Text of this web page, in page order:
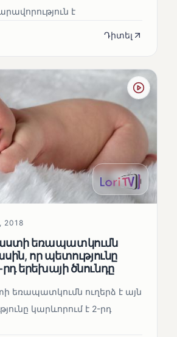
է
Դիտել
եռապատկումն
որ պետությունը
երեխայի ծնունդը
եռապատկումն ուղերձ է այն
կարևորում է 2-րդ